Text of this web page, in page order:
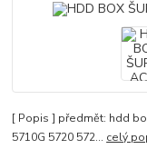
[ Popis ] předmět: hdd
5710G 5720 572... celý